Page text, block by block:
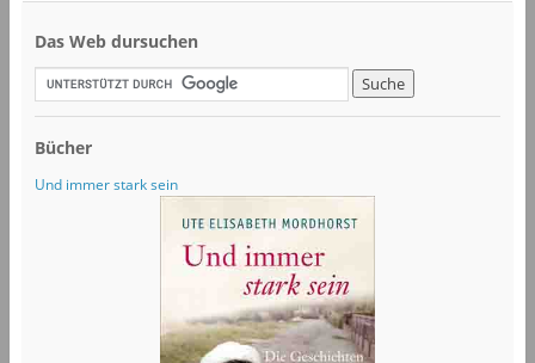
Das Web dursuchen
Bücher
Und immer stark sein